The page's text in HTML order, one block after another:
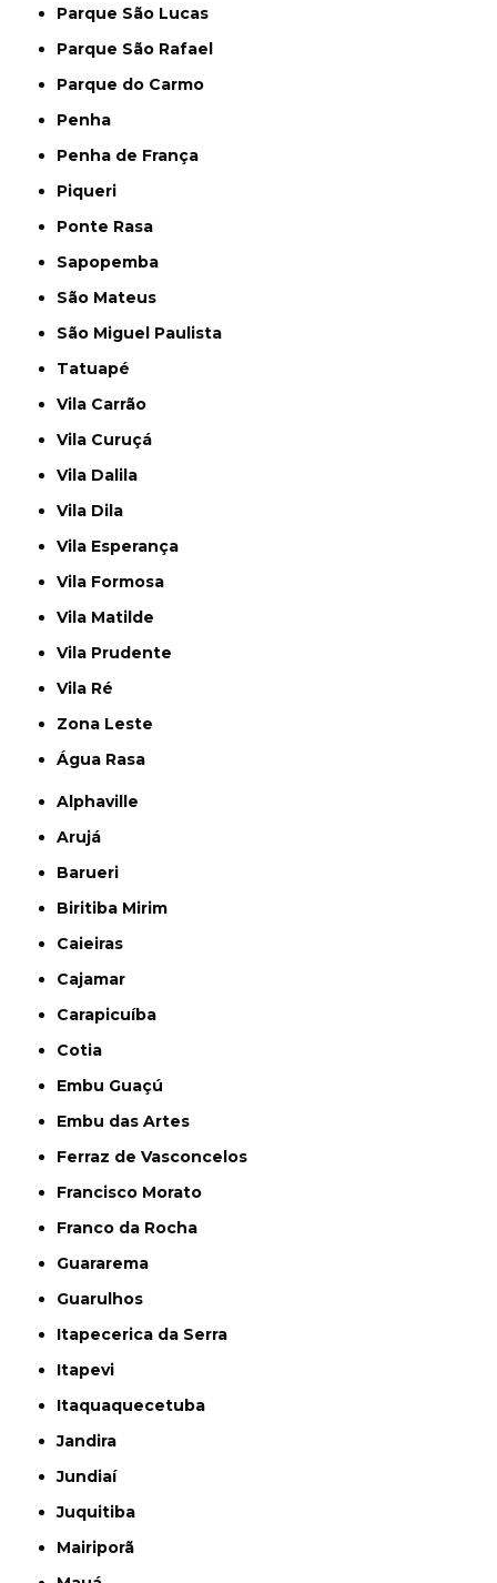
Parque São Lucas
Parque São Rafael
Parque do Carmo
Penha
Penha de França
Piqueri
Ponte Rasa
Sapopemba
São Mateus
São Miguel Paulista
Tatuapé
Vila Carrão
Vila Curuçá
Vila Dalila
Vila Dila
Vila Esperança
Vila Formosa
Vila Matilde
Vila Prudente
Vila Ré
Zona Leste
Água Rasa
Alphaville
Arujá
Barueri
Biritiba Mirim
Caieiras
Cajamar
Carapicuíba
Cotia
Embu Guaçú
Embu das Artes
Ferraz de Vasconcelos
Francisco Morato
Franco da Rocha
Guararema
Guarulhos
Itapecerica da Serra
Itapevi
Itaquaquecetuba
Jandira
Jundiaí
Juquitiba
Mairiporã